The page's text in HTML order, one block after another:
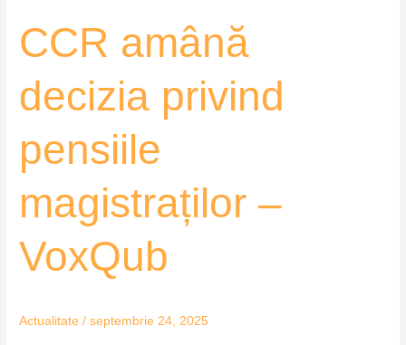
CCR amână
decizia privind
pensiile
magistraților –
VoxQub
Actualitate /septembrie 24, 2025